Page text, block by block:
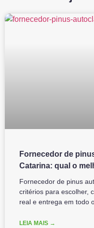
Fornecedor de
Catarina: qual o
Fornecedor de pinus
critérios para escolher,
real e entrega em todo
LEIA MAIS →